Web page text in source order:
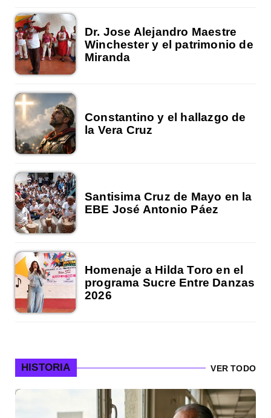
Dr. Jose Alejandro Maestre
Winchester y el patrimonio de
Miranda
Constantino y el hallazgo de
la Vera Cruz
Santisima Cruz de Mayo en la
EBE José Antonio Páez
Homenaje a Hilda Toro en el
programa Sucre Entre Danzas
2026
HISTORIA VER TODO